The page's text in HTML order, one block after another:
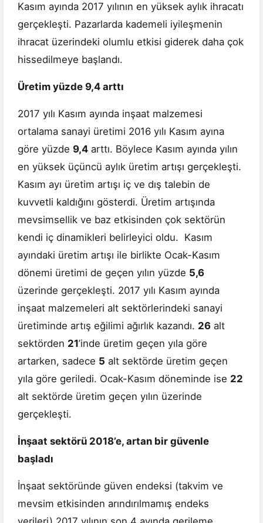
Kasım ayında 2017 yılının en yüksek aylık ihracatı
gerçekleşti. Pazarlarda kademeli iyileşmenin
ihracat üzerindeki olumlu etkisi giderek daha çok
hissedilmeye başlandı.
Üretim yüzde 9,4 arttı
2017 yılı Kasım ayında inşaat malzemesi
ortalama sanayi üretimi 2016 yılı Kasım ayına
göre yüzde 9,4 arttı. Böylece Kasım ayında yılın
en yüksek üçüncü aylık üretim artışı gerçekleşti.
Kasım ayı üretim artışı iç ve dış talebin de
kuvvetli kaldığını gösterdi. Üretim artışında
mevsimsellik ve baz etkisinden çok sektörün
kendi iç dinamikleri belirleyici oldu. Kasım
ayındaki üretim artışı ile birlikte Ocak-Kasım
dönemi üretimi de geçen yılın yüzde 5,6
üzerinde gerçekleşti. 2017 yılı Kasım ayında
inşaat malzemeleri alt sektörlerindeki sanayi
üretiminde artış eğilimi ağırlık kazandı. 26 alt
sektörden 21’inde üretim geçen yıla göre
artarken, sadece 5 alt sektörde üretim geçen
yıla göre geriledi. Ocak-Kasım döneminde ise 22
alt sektörde üretim geçen yılın üzerinde
gerçekleşti.
İnşaat sektörü 2018’e, artan bir güvenle
başladı
İnşaat sektöründe güven endeksi (takvim ve
mevsim etkisinden arındırılmamış endeks